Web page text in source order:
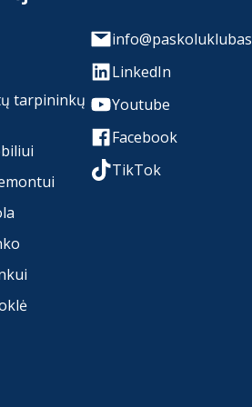
tarpininkų
LinkedIn
Youtube
Facebook
TikTok